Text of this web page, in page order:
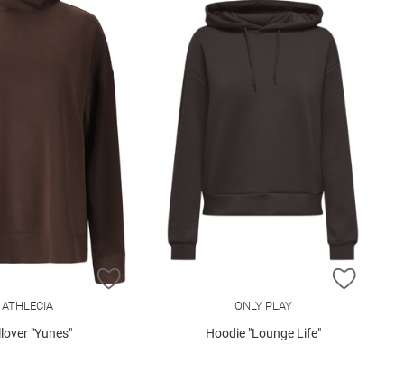
HINZUFÜGEN
ATHLECIA
"Yunes"
ZUR
ONLY PLAY
Hoodie "Lounge Life"